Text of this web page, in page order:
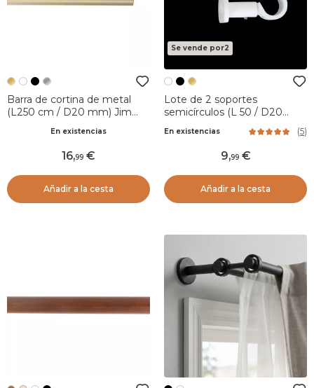
Barra de cortina de metal
(L250 cm / D20 mm) Jim
En existencias
16,99
Añadir a la cesta
Se vende por2
Lote de 2 soportes
semicírculos (L 50 / D20
En existencias (5)
9,99
Añadir a la cesta